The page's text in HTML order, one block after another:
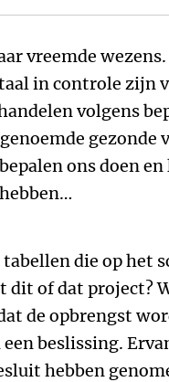
vreemde
in controle zijn
volgens
gezonde
ons doen
die op het
dit of dat project?
de opbrengst
beslissing.
hebben